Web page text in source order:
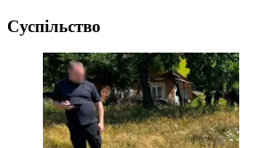
Суспільство